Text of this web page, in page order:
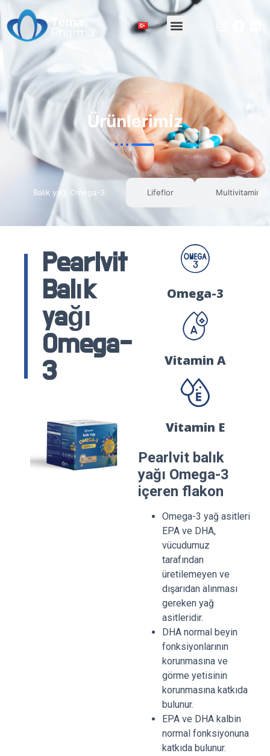
Ürünlerimiz
Balık yağı Omega-3 Lifeflor Multivitamin
Pearlvit
Balık
yağı
Omega-
3
Omega-3
Vitamin A
Vitamin E
Pearlvit balık
yağı Omega-3
içeren flakon
Omega-3 yağ asitleri
EPA ve DHA,
vücudumuz
tarafından
üretilemeyen ve
dışarıdan alınması
gereken yağ
asitleridir.
DHA normal beyin
fonksiyonlarının
korunmasına ve
görme yetisinin
korunmasına katkıda
bulunur.
EPA ve DHA kalbin
normal fonksiyonuna
katkıda bulunur.